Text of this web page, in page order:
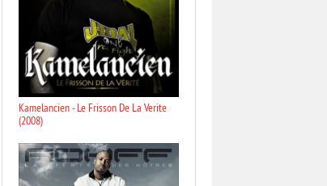
Kamelancien - Le Frisson De La Verite
(2008)